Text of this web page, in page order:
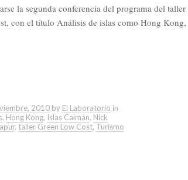
la segunda conferencia del programa del taller
con el título Análisis de islas como Hong Kong,
2010by El Laboratorio in
, Hong Kong, Islas Caimán, Nick
, taller Green Low Cost, Turismo